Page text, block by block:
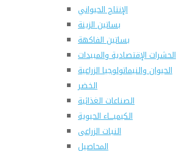
الإنتاج الحيواني
بساتين الزينة
بساتين الفاكهة
الحشرات الإقتصادية والمبيدات
الحيوان والنيماتولوجيا الزراعية
الخضر
الصناعات الغذائية
الكيميـــاء الحيوية
النبات الزراعى
المحاصيل